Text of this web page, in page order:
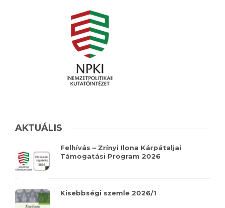
AKTUÁLIS
Felhívás – Zrínyi Ilona Kárpátaljai
Támogatási Program 2026
Kisebbségi szemle 2026/1